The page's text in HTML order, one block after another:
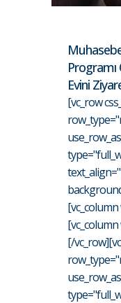
Programı
Evini
[vc_row
[/